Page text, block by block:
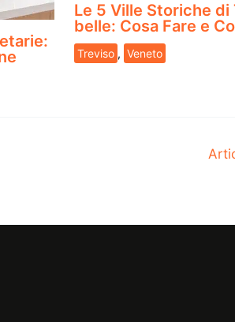
Le 5 Ville Storiche di
belle: Cosa Fare e
Treviso , Veneto